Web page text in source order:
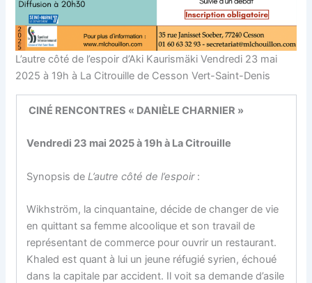
L’autre côté de l’espoir d’Aki Kaurismäki Vendredi 23 mai
2025 à 19h à La Citrouille de Cesson Vert-Saint-Denis
CINÉ RENCONTRES « DANIÈLE CHARNIER »
Vendredi 23 mai 2025 à 19h à La Citrouille
Synopsis de L’autre côté de l’espoir:
Wikhström, la cinquantaine, décide de changer de vie
en quittant sa femme alcoolique et son travail de
représentant de commerce pour ouvrir un restaurant.
Khaled est quant à lui un jeune réfugié syrien, échoué
dans la capitale par accident. Il voit sa demande d’asile